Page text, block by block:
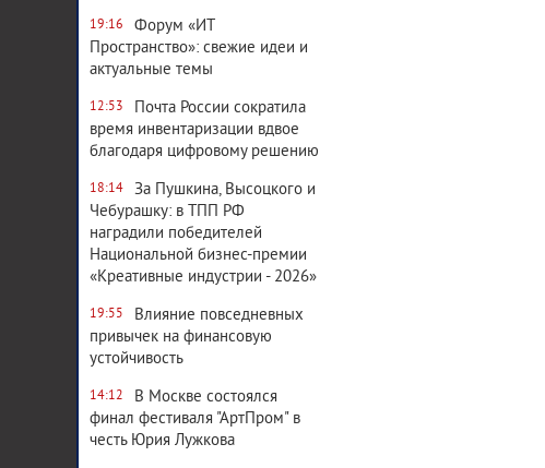
19:16
Форум «ИТ
Пространство»: свежие идеи и
актуальные темы
12:53
Почта России сократила
время инвентаризации вдвое
благодаря цифровому решению
18:14
За Пушкина, Высоцкого и
Чебурашку: в ТПП РФ
наградили победителей
Национальной бизнес-премии
«Креативные индустрии - 2026»
19:55
Влияние повседневных
привычек на финансовую
устойчивость
14:12
В Москве состоялся
финал фестиваля "АртПром" в
честь Юрия Лужкова